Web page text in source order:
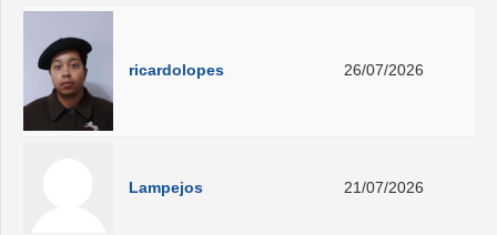
ricardolopes 26/07/2026
Lampejos 21/07/2026